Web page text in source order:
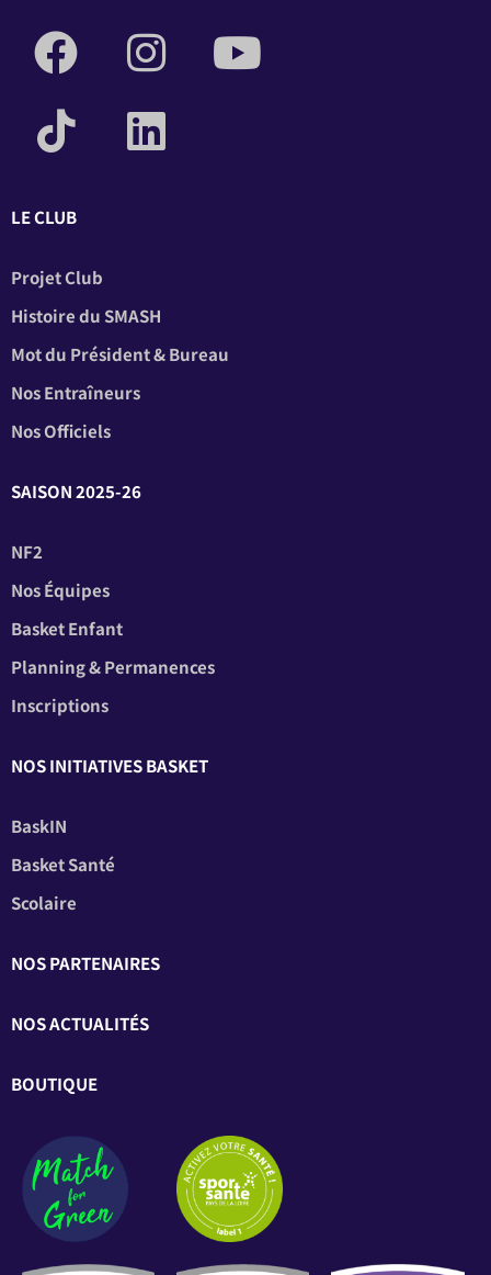
LE CLUB
Projet Club
Histoire du SMASH
Mot du Président & Bureau
Nos Entraîneurs
Nos Officiels
SAISON 2025-26
NF2
Nos Équipes
Basket Enfant
Planning & Permanences
Inscriptions
NOS INITIATIVES BASKET
BaskIN
Basket Santé
Scolaire
NOS PARTENAIRES
NOS ACTUALITÉS
BOUTIQUE